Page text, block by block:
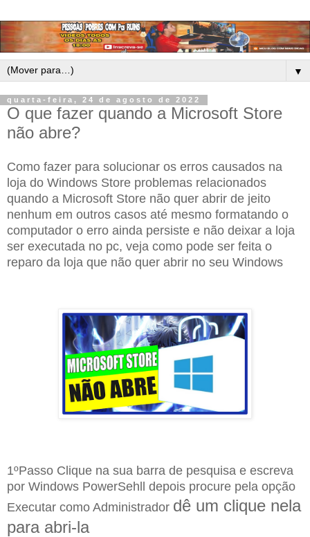
▼
quarta-feira, 24 de agosto de 2022
O que fazer quando a Microsoft Store
não abre?
Como fazer para solucionar os erros causados na
loja do Windows Store problemas relacionados
quando a Microsoft Store não quer abrir de jeito
nenhum em outros casos até mesmo formatando o
computador o erro ainda persiste e não deixar a loja
ser executada no pc, veja como pode ser feita o
reparo da loja que não quer abrir no seu Windows
1ºPasso Clique na sua barra de pesquisa e escreva
por Windows PowerSehll depois procure pela opção
Executar como Administrador dê um clique nela
para abri-la